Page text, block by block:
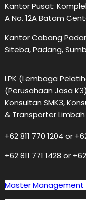
Kantor Pusat:
A No. 12A Batam
Kantor Cabang
Siteba, Padang,
LPK (Lembaga
(Perusahaan Jasa
Konsultan SMK3,
& Transporter Limbah
+62 811 770 1204 or
+62 811 771 1428 or
Master Management